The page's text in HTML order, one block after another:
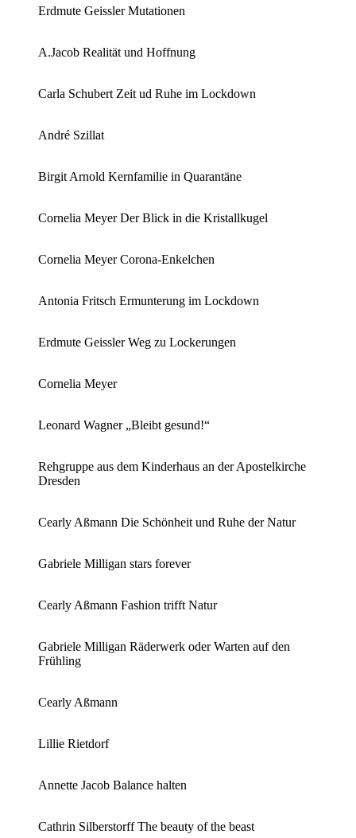
Erdmute Geissler Mutationen
A.Jacob Realität und Hoffnung
Carla Schubert Zeit ud Ruhe im Lockdown
André Szillat
Birgit Arnold Kernfamilie in Quarantäne
Cornelia Meyer Der Blick in die Kristallkugel
Cornelia Meyer Corona-Enkelchen
Antonia Fritsch Ermunterung im Lockdown
Erdmute Geissler Weg zu Lockerungen
Cornelia Meyer
Leonard Wagner „Bleibt gesund!“
Rehgruppe aus dem Kinderhaus an der Apostelkirche
Dresden
Cearly Aßmann Die Schönheit und Ruhe der Natur
Gabriele Milligan stars forever
Cearly Aßmann Fashion trifft Natur
Gabriele Milligan Räderwerk oder Warten auf den
Frühling
Cearly Aßmann
Lillie Rietdorf
Annette Jacob Balance halten
Cathrin Silberstorff The beauty of the beast